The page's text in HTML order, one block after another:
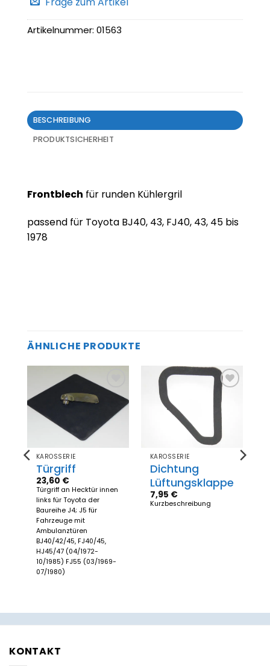
Artikelnummer: 01563
BESCHREIBUNG
PRODUKTSICHERHEIT
Frontblech für runden Kühlergril
passend für Toyota BJ40, 43, FJ40, 43, 45 bis
1978
ÄHNLICHE PRODUKTE
Zum
Merkzettel
hinzufügen
KAROSSERIE
Türgriff
23,60 €
Türgriff an Hecktür innen
links für Toyota der
Baureihe J4; J5 für
Fahrzeuge mit
Ambulanztüren
BJ40/42/45, FJ40/45,
HJ45/47 (04/1972-
10/1985) FJ55 (03/1969-
07/1980)
Merkzettel
hinzufügen
KAROSSERIE
Dichtung
Lüftungsklappe
7,95 €
Kurzbeschreibung
KONTAKT